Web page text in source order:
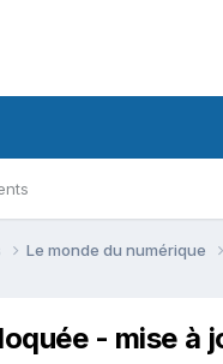
Le monde du numérique
- mise à